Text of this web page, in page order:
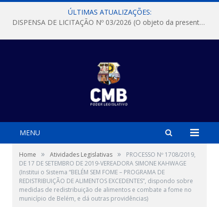
ÚLTIMAS ATUALIZAÇÕES:
DISPENSA DE LICITAÇÃO Nº 03/2026 (O objeto da presente dispensa é a escolha da proposta mais vantajosa para a aquisição, de aparelhos de ar condicionado, tipo Split, com material de instalação e fogão industrial, conforme condições, quantidades e exigências estabelecidas no termo de referencia e neste aviso de contratação direta e seus anexos)
MENU
Home » Atividades Legislativas »
PROCESSO Nº 1708/2019,
DE 17 DE SETEMBRO DE 2019-VEREADORA SIMONE KAHWAGE
(Institui o Sistema “BELÉM SEM FOME – PROGRAMA DE
REDISTRIBUIÇÃO DE ALIMENTOS EXCEDENTES”, dispondo sobre
medidas de redistribuição de alimentos e combate a fome no
município de Belém, e dá outras providências)